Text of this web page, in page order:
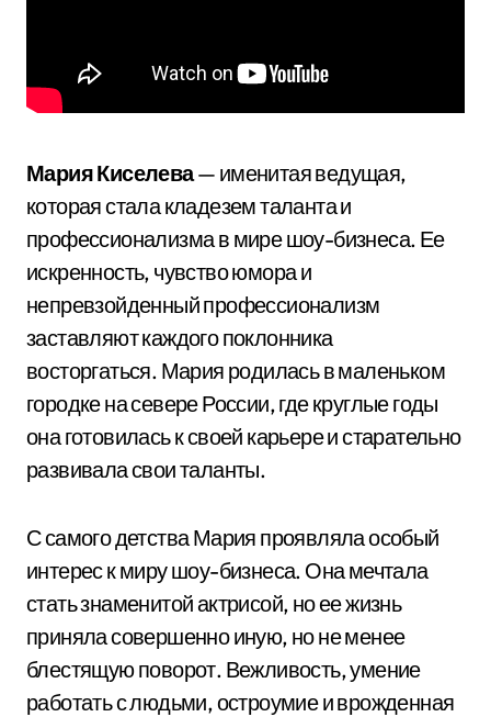
Мария Киселева— именитая ведущая,
которая стала кладезем таланта и
профессионализма в мире шоу-бизнеса. Ее
искренность, чувство юмора и
непревзойденный профессионализм
заставляют каждого поклонника
восторгаться. Мария родилась в маленьком
городке на севере России, где круглые годы
она готовилась к своей карьере и старательно
развивала свои таланты.
С самого детства Мария проявляла особый
интерес к миру шоу-бизнеса. Она мечтала
стать знаменитой актрисой, но ее жизнь
приняла совершенно иную, но не менее
блестящую поворот. Вежливость, умение
работать с людьми, остроумие и врожденная